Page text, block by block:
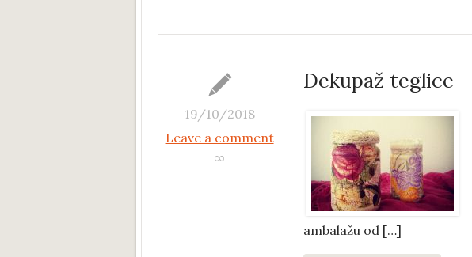
19/10/2018
Leave a comment
∞
Dekupaž teglice
ambalažu od […]